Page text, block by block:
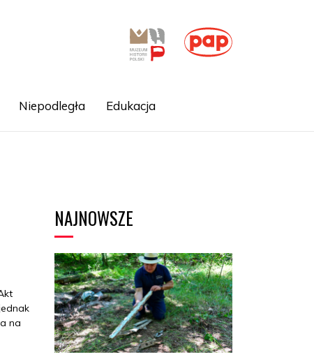
Niepodległa Edukacja
na
NAJNOWSZE